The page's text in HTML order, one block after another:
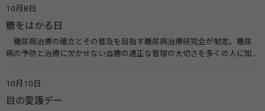
10月8日
糖をはかる日
糖尿病治療の確立とその普及を目指す糖尿病治療研究会が制定。糖尿
病の予防と治療に欠かせない血糖の適正な管理の大切さを多くの人に知
療研究会） 糖尿病ネットワーク
10月10日
目の愛護デー